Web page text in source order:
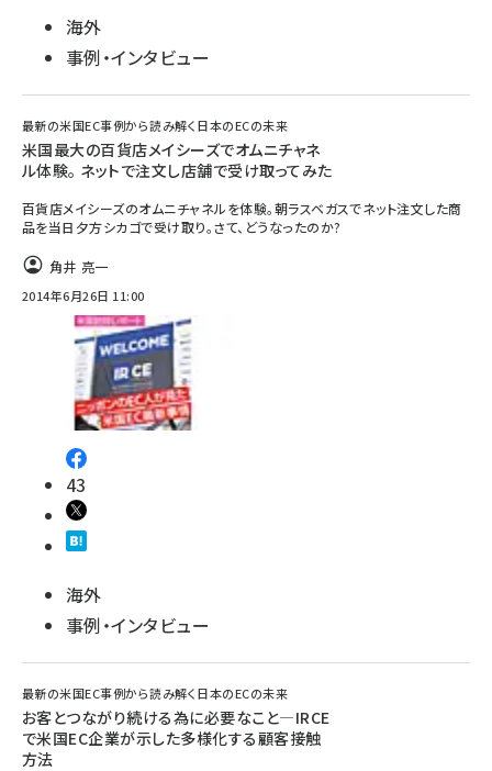
海外
事例・インタビュー
最新の米国EC事例から読み解く日本のECの未来
米国最大の百貨店メイシーズでオムニチャネ
ル体験。 ネットで注文し店舗で受け取ってみた
百貨店メイシーズのオムニチャネルを体験。朝ラスベガスでネット注文した商
品を当日夕方シカゴで受け取り。さて、どうなったのか?
角井 亮一
2014年6月26日 11:00
43
海外
事例・インタビュー
最新の米国EC事例から読み解く日本のECの未来
お客とつながり続ける為に必要なこと―IRCE
で米国EC企業が示した多様化する顧客接触
方法